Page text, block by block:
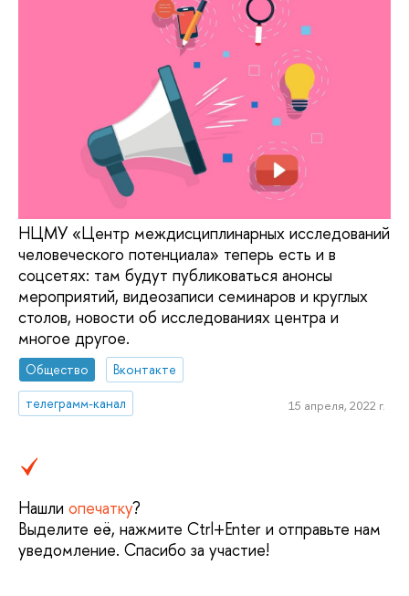
НЦМУ «Центр междисциплинарных исследований
человеческого потенциала» теперь есть и в
соцсетях: там будут публиковаться анонсы
мероприятий, видеозаписи семинаров и круглых
столов, новости об исследованиях центра и
многое другое.
Общество
Вконтакте
телеграмм-канал
15 апреля, 2022 г.
Нашли опечатку?
Выделите её, нажмите Ctrl+Enter и отправьте нам
уведомление. Спасибо за участие!